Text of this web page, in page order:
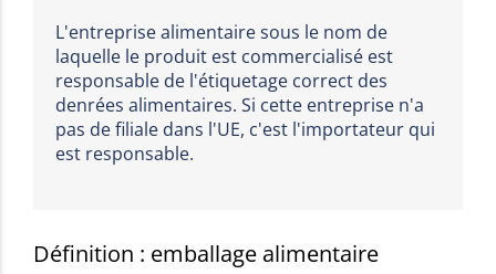
L'entreprise alimentaire sous le nom de
laquelle le produit est commercialisé est
responsable de l'étiquetage correct des
denrées alimentaires. Si cette entreprise n'a
pas de filiale dans l'UE, c'est l'importateur qui
est responsable.
Définition : emballage alimentaire